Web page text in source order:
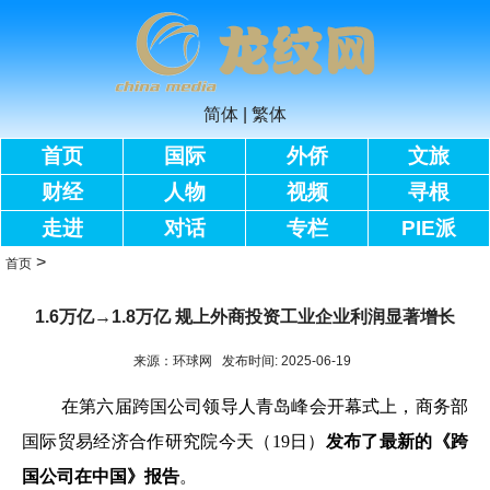
简体 繁体
首页 国际 外侨
文旅
财经
人物 视频
寻根
走进
对话 专栏 PIE派
首页 >
1.6万亿→1.8万亿 规上外商投资工业企业利润显著增长
来源：环球网 发布时间: 2025-06-19
在第六届跨国公司领导人青岛峰会开幕式上，商务部
国际贸易经济合作研究院今天（19日） 发布了最新的《跨
国公司在中国》报告。